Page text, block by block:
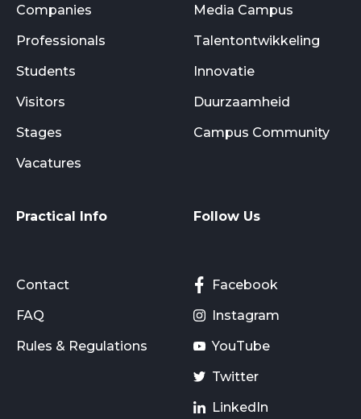
Companies
Professionals
Students
Visitors
Stages
Vacatures
Media Campus
Talentontwikkeling
Innovatie
Duurzaamheid
Campus Community
Practical Info
Contact
FAQ
Rules & Regulations
Follow Us
Facebook
Instagram
YouTube
Twitter
LinkedIn